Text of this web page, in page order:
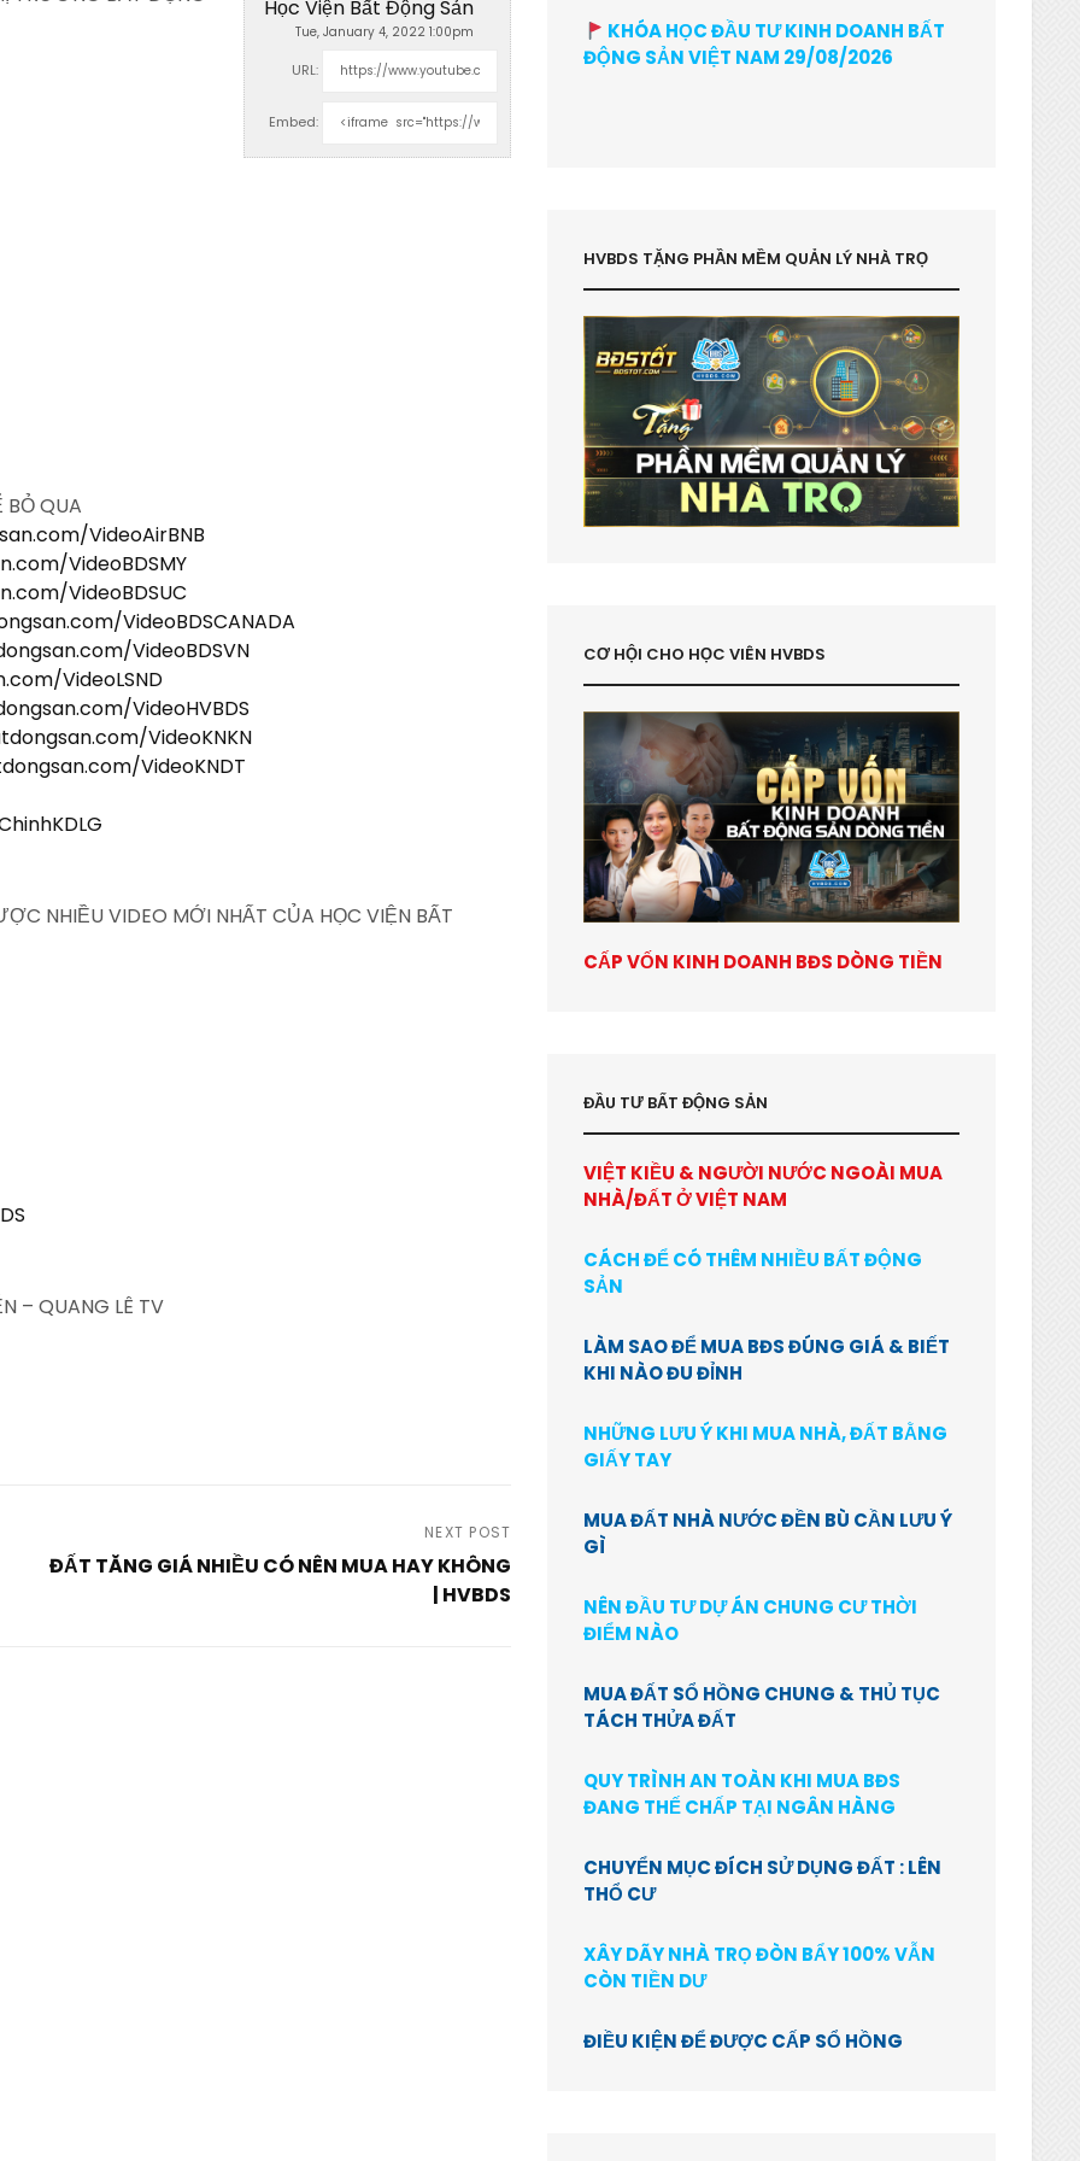
Học Viện Bất Động Sản
Tue, January 4, 2022 1:00pm
URL:
Embed:
QUA
VideoAirBNB
VideoBDSMY
VideoBDSUC
VideoBDSCANADA
VideoBDSVN
VideoLSND
VideoHVBDS
VideoKNKN
VideoKNDT
NHIỀU VIDEO MỚI NHẤT CỦA HỌC VIỆN BẤT
– QUANG LÊ TV
NEXT POST
ĐẤT TĂNG GIÁ NHIỀU CÓ NÊN MUA HAY KHÔNG
| HVBDS
KHÓA HỌC ĐẦU TƯ KINH DOANH BẤT
ĐỘNG SẢN VIỆT NAM 29/08/2026
HVBDS TẶNG PHẦN MỀM QUẢN LÝ NHÀ TRỌ
CƠ HỘI CHO HỌC VIÊN HVBDS
CẤP VỐN KINH DOANH BĐS DÒNG TIỀN
ĐẦU TƯ BẤT ĐỘNG SẢN
VIỆT KIỀU & NGƯỜI NƯỚC NGOÀI MUA
NHÀ/ĐẤT Ở VIỆT NAM
CÁCH ĐỂ CÓ THÊM NHIỀU BẤT ĐỘNG
SẢN
LÀM SAO ĐỂ MUA BĐS ĐÚNG GIÁ & BIẾT
KHI NÀO ĐU ĐỈNH
NHỮNG LƯU Ý KHI MUA NHÀ, ĐẤT BẰNG
GIẤY TAY
MUA ĐẤT NHÀ NƯỚC ĐỀN BÙ CẦN LƯU Ý
GÌ
NÊN ĐẦU TƯ DỰ ÁN CHUNG CƯ THỜI
ĐIỂM NÀO
MUA ĐẤT SỔ HỒNG CHUNG & THỦ TỤC
TÁCH THỬA ĐẤT
QUY TRÌNH AN TOÀN KHI MUA BĐS
ĐANG THẾ CHẤP TẠI NGÂN HÀNG
CHUYỂN MỤC ĐÍCH SỬ DỤNG ĐẤT : LÊN
THỔ CƯ
XÂY DÃY NHÀ TRỌ ĐÒN BẨY 100% VẪN
CÒN TIỀN DƯ
ĐIỀU KIỆN ĐỂ ĐƯỢC CẤP SỔ HỒNG